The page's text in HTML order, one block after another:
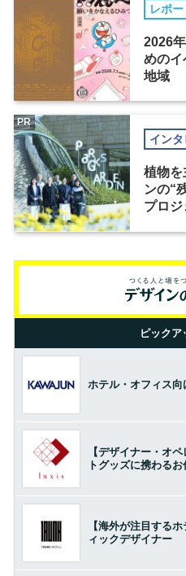
レポー
2026
めのイ
地域
イン
植物を
ンの“
プロジ
PR
ピックア
ホテル・オフィス
【デザイナー・オ
トグッズに携わるお
【海外が注目する
ィックデザイナー